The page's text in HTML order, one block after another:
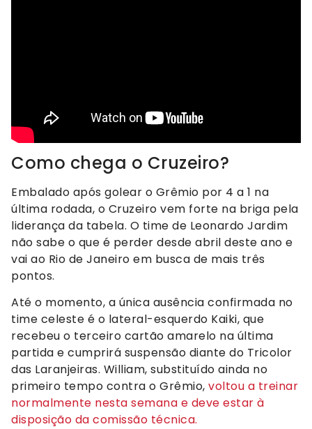
Como chega o Cruzeiro?
Embalado após golear o Grêmio por 4 a 1 na
última rodada, o Cruzeiro vem forte na briga pela
liderança da tabela. O time de Leonardo Jardim
não sabe o que é perder desde abril deste ano e
vai ao Rio de Janeiro em busca de mais três
pontos.
Até o momento, a única ausência confirmada no
time celeste é o lateral-esquerdo Kaiki, que
recebeu o terceiro cartão amarelo na última
partida e cumprirá suspensão diante do Tricolor
das Laranjeiras. William, substituído ainda no
primeiro tempo contra o Grêmio, voltou a treinar
normalmente nesta semana e deve estar à
disposição da comissão técnica.